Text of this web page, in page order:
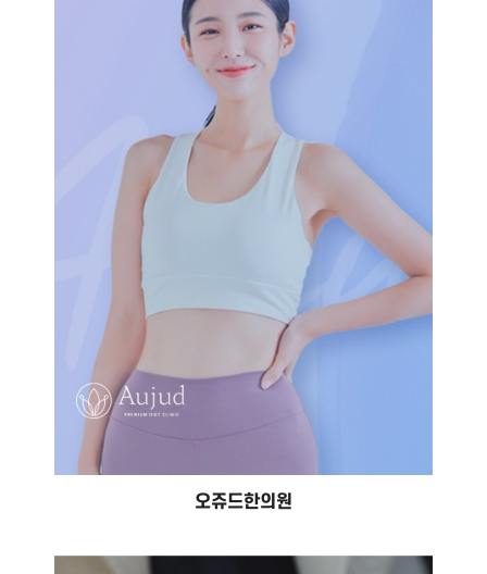
오쥬드한의원
#홈페이지 제작 #홈페이지 유지보수
오쥬드한의원